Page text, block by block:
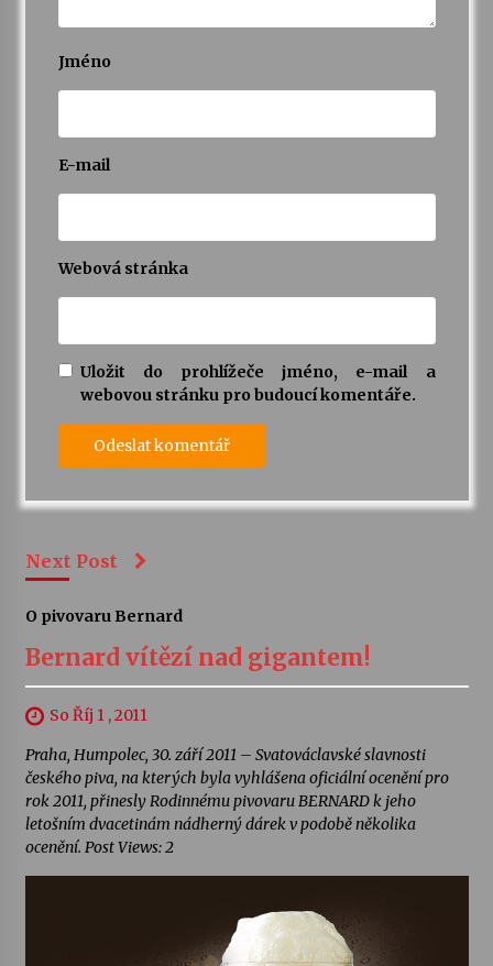
Jméno
E-mail
Webová stránka
Uložit do prohlížeče jméno, e-mail a
webovou stránku pro budoucí komentáře.
Next Post
O pivovaru Bernard
Bernard vítězí nad gigantem!
So Říj 1 , 2011
Praha, Humpolec, 30. září 2011 – Svatováclavské slavnosti
českého piva, na kterých byla vyhlášena oficiální ocenění pro
rok 2011, přinesly Rodinnému pivovaru BERNARD k jeho
letošním dvacetinám nádherný dárek v podobě několika
ocenění. Post Views: 2